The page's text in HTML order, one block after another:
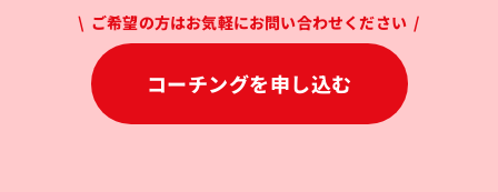
\ ご希望の方はお気軽にお問い合わせください /
コーチングを申し込む